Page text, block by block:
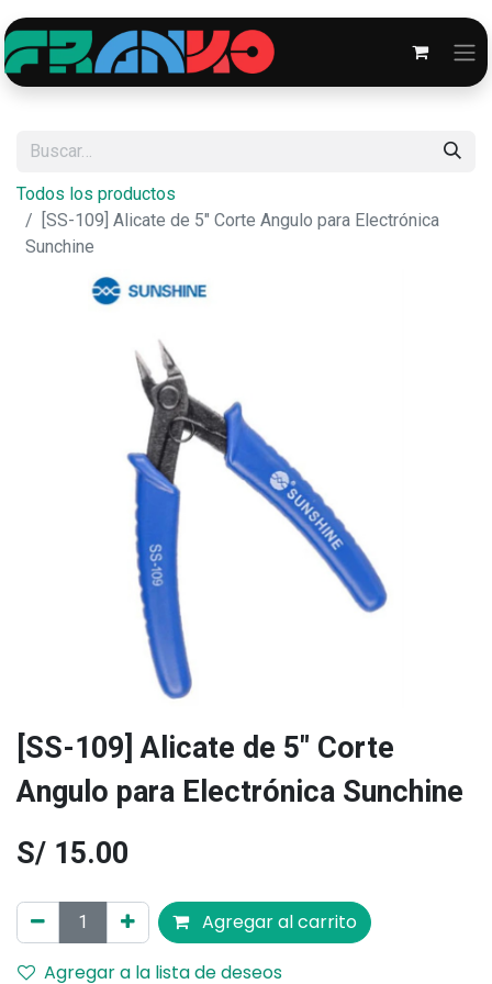
Todos los productos
[SS-109] Alicate de 5" Corte Angulo para Electrónica
Sunchine
[SS-109] Alicate de 5" Corte
Angulo para Electrónica Sunchine
S/ 15.00
Agregar al carrito
Agregar a la lista de deseos